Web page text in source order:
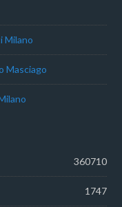
Milano
Masciago
360710
1747